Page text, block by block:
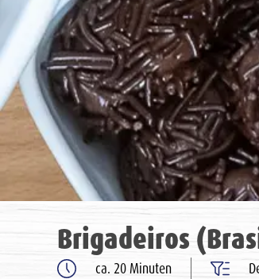
Brigadeiros
ca. 20 Minuten